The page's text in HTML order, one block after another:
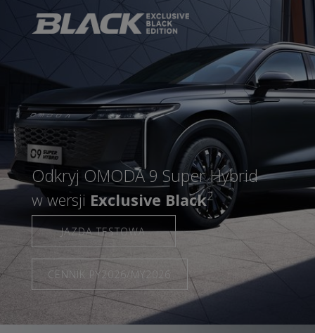
Odkryj OMODA 9 Super Hybrid
w wersji Exclusive Black2
JAZDA TESTOWA
CENNIK PY2026/MY2026